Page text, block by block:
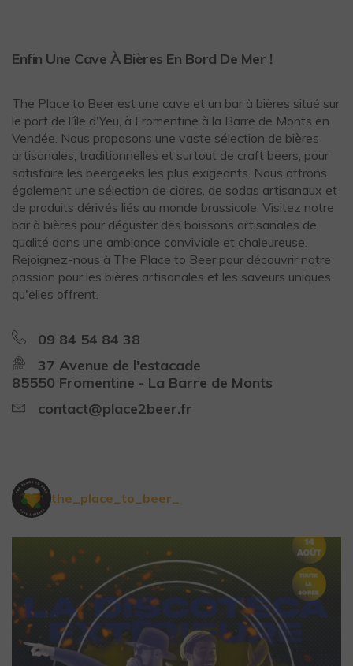
Enfin Une Cave À Bières En Bord De Mer !
The Place to Beer est une cave et un bar à bières situé sur
le port de l'île d'Yeu, à Fromentine à la Barre de Monts en
Vendée. Nous proposons une vaste sélection de bières
artisanales, traditionnelles et surtout de craft beers, pour
satisfaire les beergeeks les plus exigeants. Nous offrons
également une sélection de cidres, de sodas artisanaux et
de produits dérivés liés au monde brassicole. Visitez notre
bar à bières pour déguster des boissons artisanales de
qualité dans une ambiance conviviale et chaleureuse.
Rejoignez-nous à The Place to Beer pour découvrir notre
passion pour les bières artisanales et les saveurs uniques
qu'elles offrent.
09 84 54 84 38
37 Avenue de l'estacade
85550 Fromentine - La Barre de Monts
contact@place2beer.fr
the_place_to_beer_